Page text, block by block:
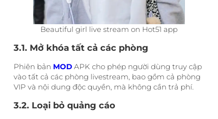
Beautiful girl live stream on Hot51 app
3.1. Mở khóa tất cả các phòng
Phiên bản MOD APK cho phép người dùng truy cập
vào tất cả các phòng livestream, bao gồm cả phòng
VIP và nội dung độc quyền, mà không cần trả phí.
3.2. Loại bỏ quảng cáo